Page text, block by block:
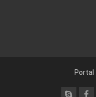
Portal